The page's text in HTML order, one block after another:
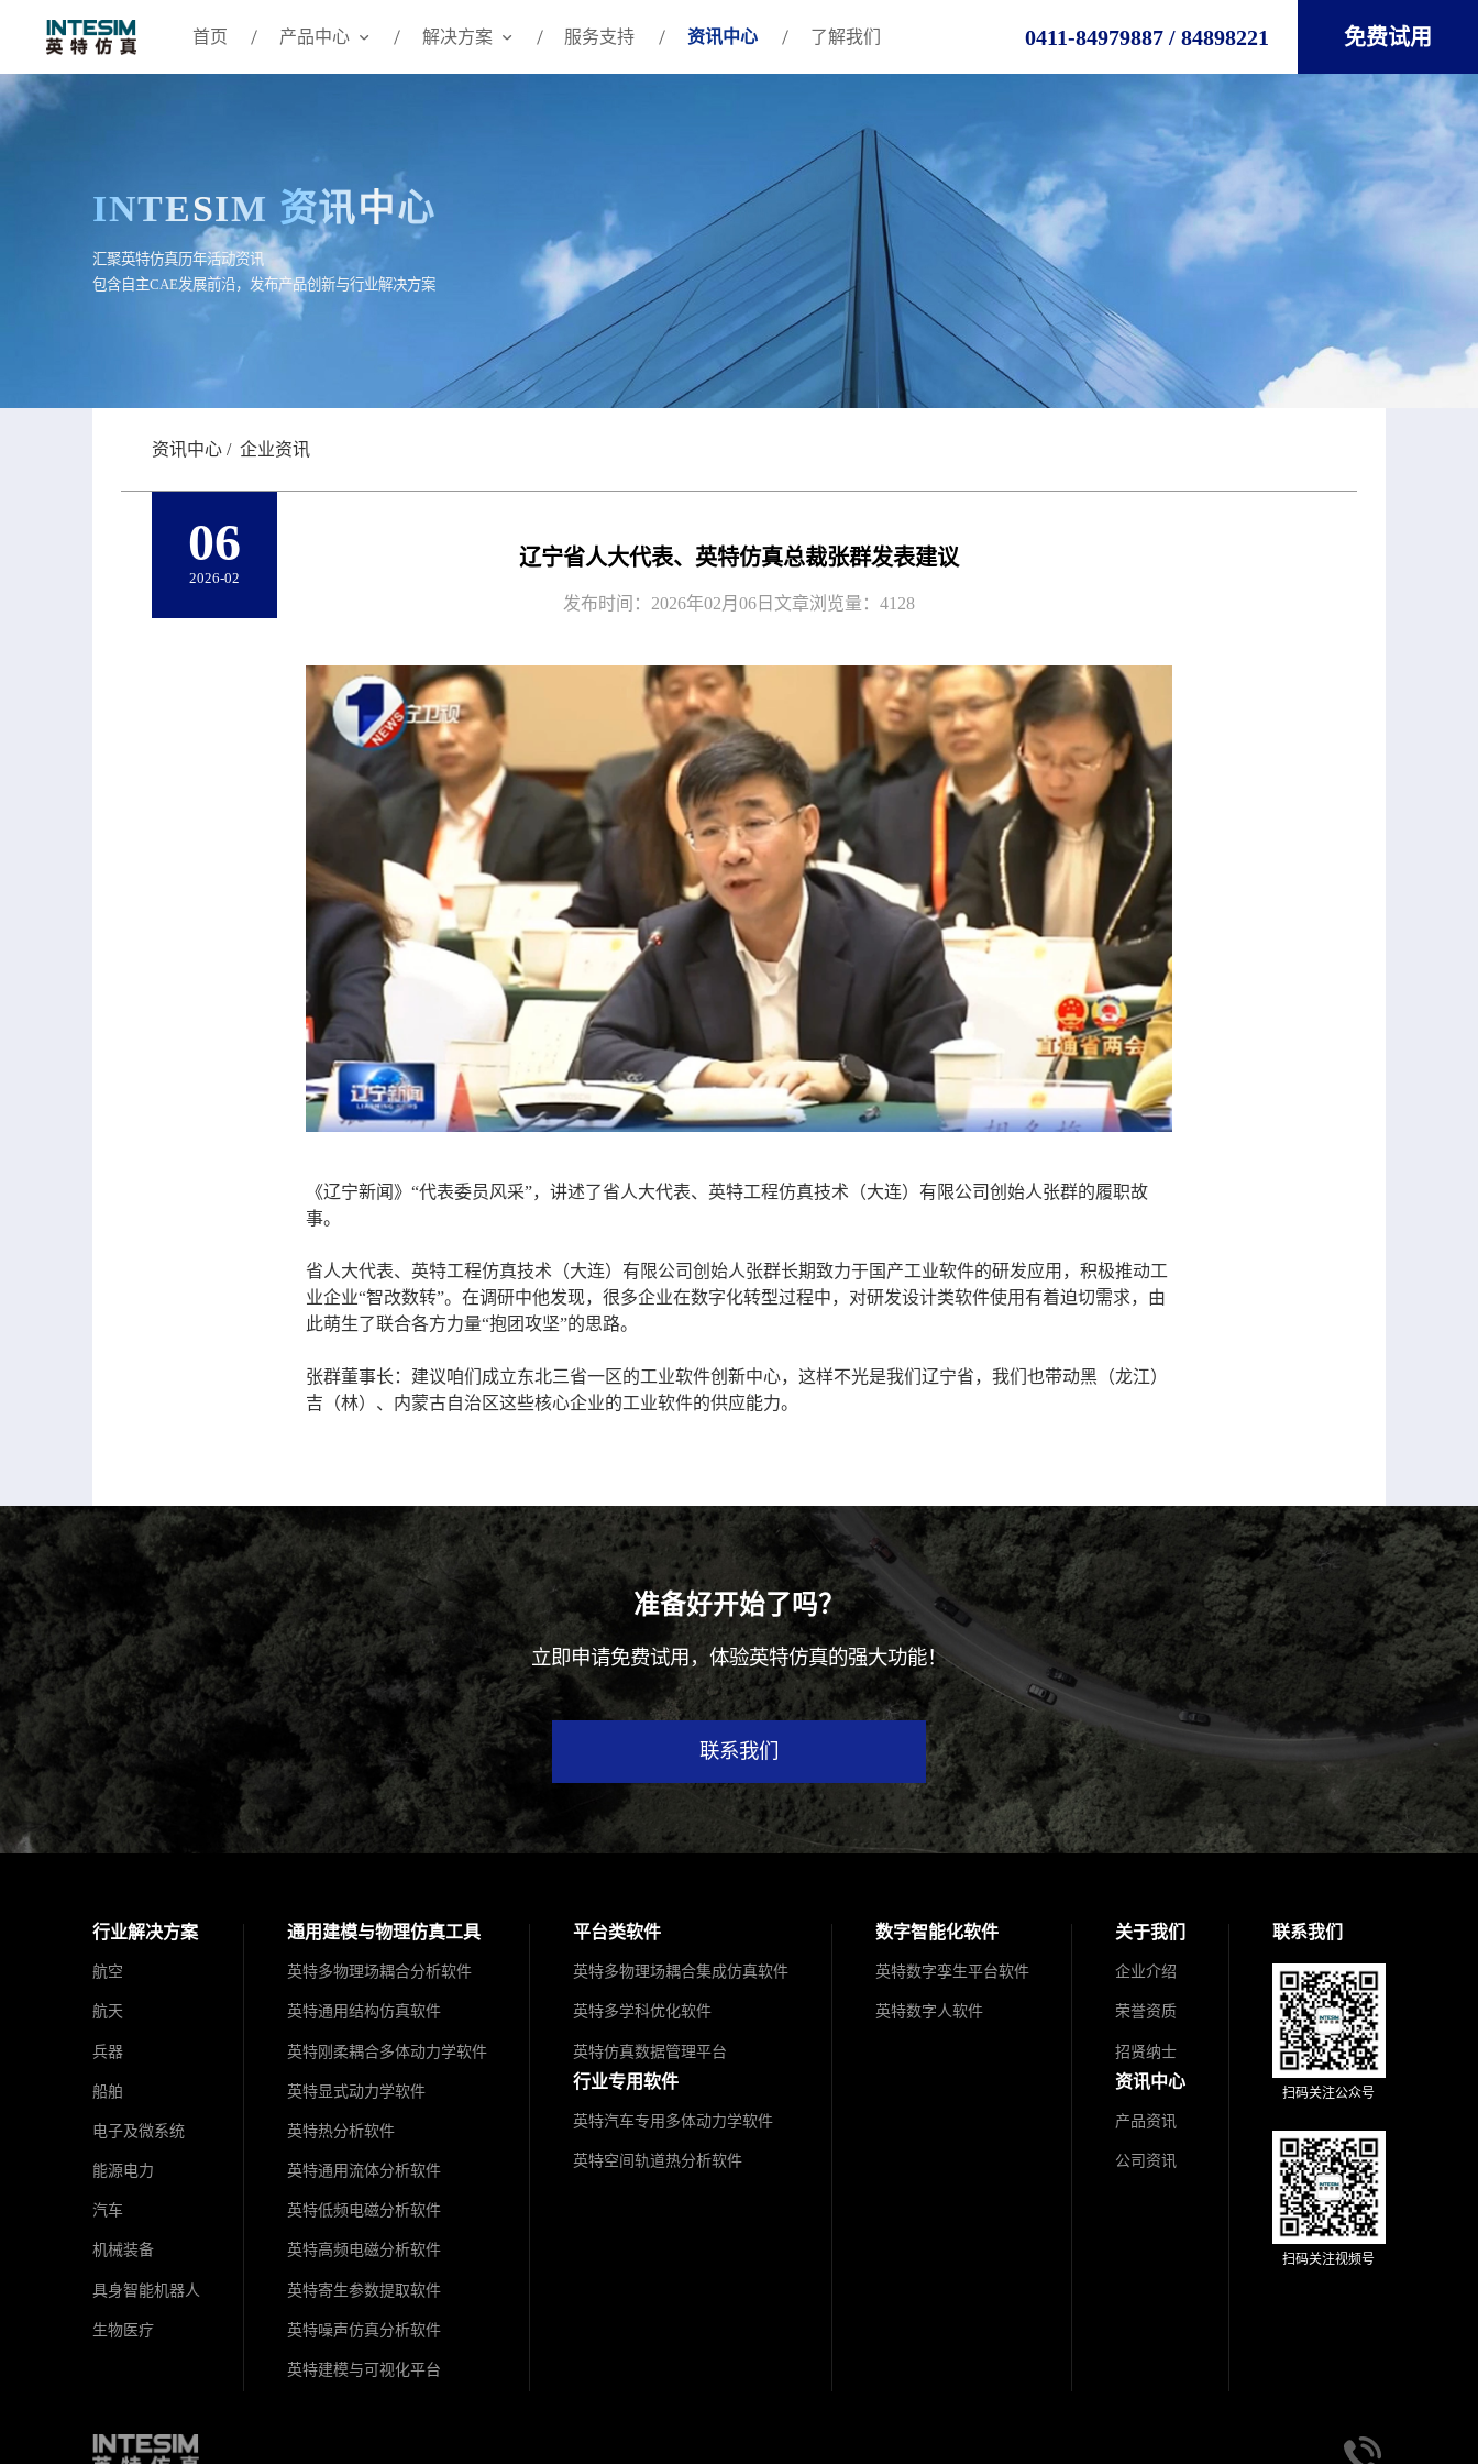
首页 产品中心 解决方案 服务支持 资讯中心 了解我们 0411-84979887 / 84898221 免费试用
INTESIM 资讯中心
汇聚英特仿真历年活动资讯
包含自主CAE发展前沿，发布产品创新与行业解决方案
资讯中心/ 企业资讯
06
2026-02
辽宁省人大代表、英特仿真总裁张群发表建议
发布时间：2026年02月06日 文章浏览量：4128
《辽宁新闻》“代表委员风采”，讲述了省人大代表、英特工程仿真技术（大连）有限公司创始人张群的履职故
事。
省人大代表、英特工程仿真技术（大连）有限公司创始人张群长期致力于国产工业软件的研发应用，积极推动工
业企业“智改数转”。在调研中他发现，很多企业在数字化转型过程中，对研发设计类软件使用有着迫切需求，由
此萌生了联合各方力量“抱团攻坚”的思路。
张群董事长：建议咱们成立东北三省一区的工业软件创新中心，这样不光是我们辽宁省，我们也带动黑（龙江）
吉（林）、内蒙古自治区这些核心企业的工业软件的供应能力。
准备好开始了吗？
立即申请免费试用，体验英特仿真的强大功能！
联系我们
行业解决方案
航空
航天
兵器
船舶
电子及微系统
能源电力
汽车
机械装备
具身智能机器人
生物医疗
通用建模与物理仿真工具
英特多物理场耦合分析软件
英特通用结构仿真软件
英特刚柔耦合多体动力学软件
英特显式动力学软件
英特热分析软件
英特通用流体分析软件
英特低频电磁分析软件
英特高频电磁分析软件
英特寄生参数提取软件
英特噪声仿真分析软件
英特建模与可视化平台
平台类软件
英特多物理场耦合集成仿真软件
英特多学科优化软件
英特仿真数据管理平台
行业专用软件
英特汽车专用多体动力学软件
英特空间轨道热分析软件
数字智能化软件
英特数字孪生平台软件
英特数字人软件
关于我们
企业介绍
荣誉资质
招贤纳士
资讯中心
产品资讯
公司资讯
联系我们
扫码关注公众号
扫码关注视频号